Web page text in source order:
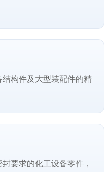
构件及大型装配件的精
要求的化工设备零件，